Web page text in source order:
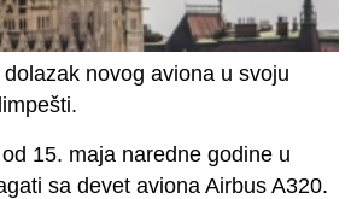
novog aviona u svoju
15. maja naredne godine u
sa devet aviona Airbus A320.